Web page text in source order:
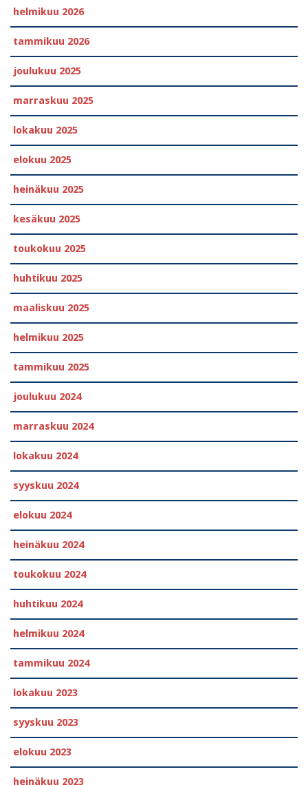
helmikuu 2026
tammikuu 2026
joulukuu 2025
marraskuu 2025
lokakuu 2025
elokuu 2025
heinäkuu 2025
kesäkuu 2025
toukokuu 2025
huhtikuu 2025
maaliskuu 2025
helmikuu 2025
tammikuu 2025
joulukuu 2024
marraskuu 2024
lokakuu 2024
syyskuu 2024
elokuu 2024
heinäkuu 2024
toukokuu 2024
huhtikuu 2024
helmikuu 2024
tammikuu 2024
lokakuu 2023
syyskuu 2023
elokuu 2023
heinäkuu 2023